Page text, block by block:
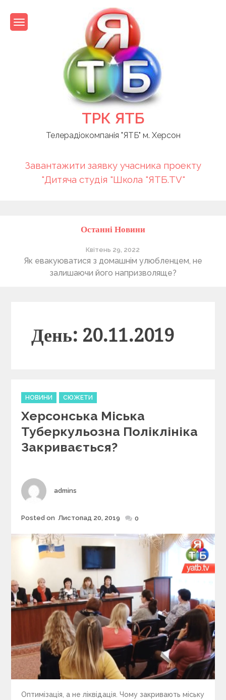
content
ТРК ЯТБ
Телерадіокомпанія "ЯТБ" м. Херсон
Завантажити заявку учасника проекту
"Дитяча студія "Школа "ЯТБ.TV"
Останні Новини
Квітень 29, 2022
Як евакуюватися з домашнім улюбленцем, не
залишаючи його напризволяще?
День: 20.11.2019
C
a
t
e
g
o
s
НОВИНИ СЮЖЕТИ
Херсонська Міська
Туберкульозна Поліклініка
Закривається?
Author
admins
Posted
Posted on Листопад 20, 2019 0
Оптимізація, а не ліквідація. Чому закривають міську